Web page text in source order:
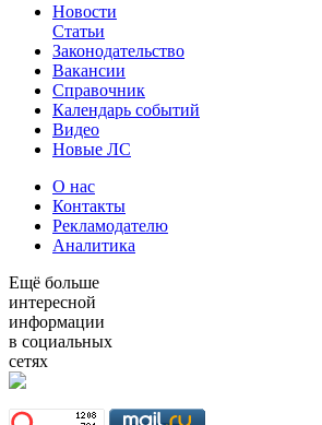
Новости
Статьи
Законодательство
Вакансии
Справочник
Календарь событий
Видео
Новые ЛС
О нас
Контакты
Рекламодателю
Аналитика
Ещё больше
интересной
информации
в социальных
сетях